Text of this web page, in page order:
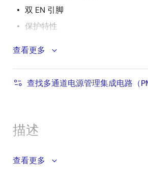
双 EN 引脚
保护特性
输入电压 UVLO
内部和输出 LDO 上的过流保
查看更多
查找多通道电源管理集成电路（
描述
RAA271082 是一款多功能多轨电源集
查看更多